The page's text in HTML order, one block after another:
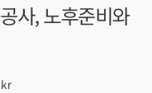
사, 노후준비와